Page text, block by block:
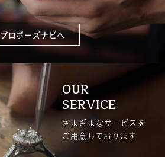
プロポーズナビへ
OUR
SERVICE
さまざまなサービスを
ご用意しております